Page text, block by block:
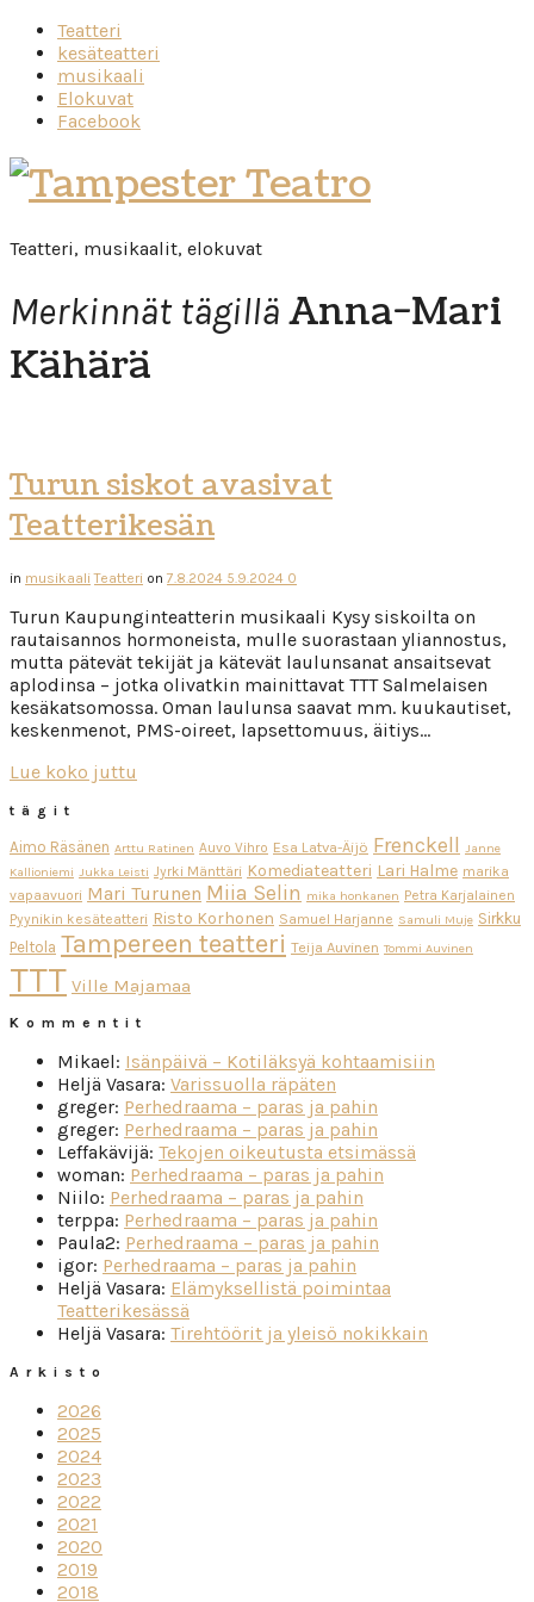
Teatteri
kesäteatteri
musikaali
Elokuvat
Facebook
Tampester
Teatro
Teatteri, musikaalit, elokuvat
Merkinnät tägillä Anna-Mari
Kähärä
Turun siskot avasivat
Teatterikesän
in musikaali Teatteri on 7.8.2024 5.9.2024 0
Turun Kaupunginteatterin musikaali Kysy siskoilta on
rautaisannos hormoneista, mulle suorastaan yliannostus,
mutta pätevät tekijät ja kätevät laulunsanat ansaitsevat
aplodinsa – jotka olivatkin mainittavat TTT Salmelaisen
kesäkatsomossa. Oman laulunsa saavat mm. kuukautiset,
keskenmenot, PMS-oireet, lapsettomuus, äitiys…
Lue koko juttu
tägit
Aimo Räsänen Arttu Ratinen Auvo Vihro Esa Latva-Äijö Frenckell
Janne
Kallioniemi
Jukka Leisti Jyrki Mänttäri Komediateatteri Lari Halme marika
vapaavuori Mari Turunen Miia Selin mika honkanen Petra Karjalainen
Pyynikin kesäteatteri Risto Korhonen Samuel Harjanne Samuli Muje Sirkku
Peltola Tampereen teatteri Teija Auvinen Tommi Auvinen
TTT Ville Majamaa
Kommentit
Mikael: Isänpäivä – Kotiläksyä kohtaamisiin
Heljä Vasara: Varissuolla räpäten
greger: Perhedraama – paras ja pahin
greger: Perhedraama – paras ja pahin
Leffakävijä: Tekojen oikeutusta etsimässä
woman: Perhedraama – paras ja pahin
Niilo: Perhedraama – paras ja pahin
terppa: Perhedraama – paras ja pahin
Paula2: Perhedraama – paras ja pahin
igor: Perhedraama – paras ja pahin
Heljä Vasara: Elämyksellistä poimintaa
Teatterikesässä
Heljä Vasara: Tirehtöörit ja yleisö nokikkain
Arkisto
2026
2025
2024
2023
2022
2021
2020
2019
2018